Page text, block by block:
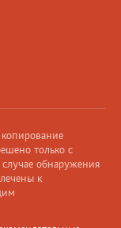
только с
обнаружения
к